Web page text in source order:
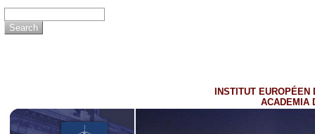
INSTITUT EUROPÉEN
ACADEMIA